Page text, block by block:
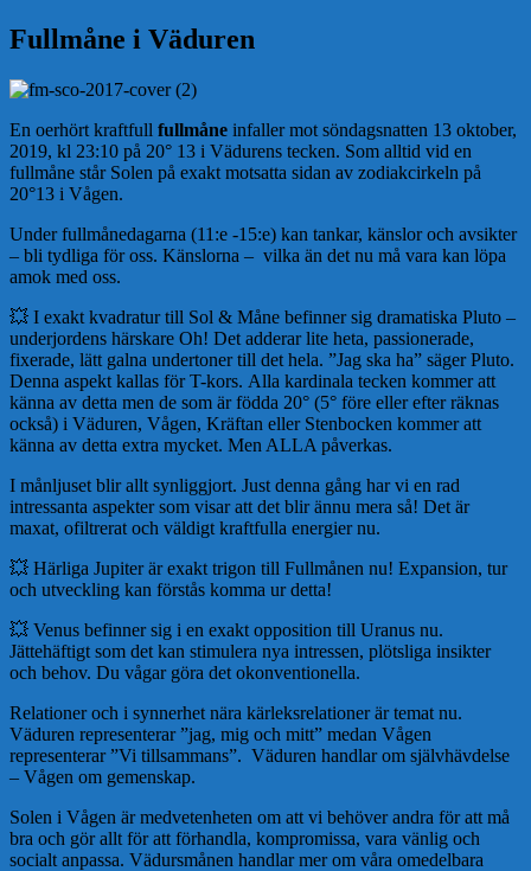
Fullmåne i Väduren
En oerhört kraftfull fullmåne infaller mot söndagsnatten 13 oktober,
2019, kl 23:10 på 20° 13 i Vädurens tecken. Som alltid vid en
fullmåne står Solen på exakt motsatta sidan av zodiakcirkeln på
20°13 i Vågen.
Under fullmånedagarna (11:e -15:e) kan tankar, känslor och avsikter
– bli tydliga för oss. Känslorna – vilka än det nu må vara kan löpa
amok med oss.
💥 I exakt kvadratur till Sol & Måne befinner sig dramatiska Pluto –
underjordens härskare Oh! Det adderar lite heta, passionerade,
fixerade, lätt galna undertoner till det hela. ”Jag ska ha” säger Pluto.
Denna aspekt kallas för T-kors. Alla kardinala tecken kommer att
känna av detta men de som är födda 20° (5° före eller efter räknas
också) i Väduren, Vågen, Kräftan eller Stenbocken kommer att
känna av detta extra mycket. Men ALLA påverkas.
I månljuset blir allt synliggjort. Just denna gång har vi en rad
intressanta aspekter som visar att det blir ännu mera så! Det är
maxat, ofiltrerat och väldigt kraftfulla energier nu.
💥 Härliga Jupiter är exakt trigon till Fullmånen nu! Expansion, tur
och utveckling kan förstås komma ur detta!
💥 Venus befinner sig i en exakt opposition till Uranus nu.
Jättehäftigt som det kan stimulera nya intressen, plötsliga insikter
och behov. Du vågar göra det okonventionella.
Relationer och i synnerhet nära kärleksrelationer är temat nu.
Väduren representerar ”jag, mig och mitt” medan Vågen
representerar ”Vi tillsammans”. Väduren handlar om självhävdelse
– Vågen om gemenskap.
Solen i Vågen är medvetenheten om att vi behöver andra för att må
bra och gör allt för att förhandla, kompromissa, vara vänlig och
socialt anpassa. Vädursmånen handlar mer om våra omedelbara